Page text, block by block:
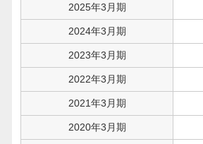
2025年3月期
2024年3月期
2023年3月期
2022年3月期
2021年3月期
2020年3月期